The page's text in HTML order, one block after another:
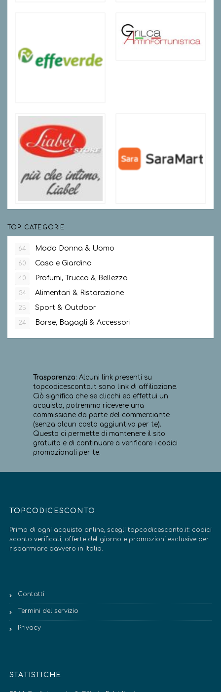
TOP CATEGORIE
64 Moda Donna & Uomo
60 Casa e Giardino
40 Profumi, Trucco & Bellezza
34 Alimentari & Ristorazione
25 Sport & Outdoor
24 Borse, Bagagli & Accessori
Trasparenza: Alcuni link presenti su
topcodicesconto.it sono link di affiliazione.
Ciò significa che se clicchi ed effettui un
acquisto, potremmo ricevere una
commissione da parte del commerciante
(senza alcun costo aggiuntivo per te).
Questo ci permette di mantenere il sito
gratuito e di continuare a verificare i codici
promozionali per te.
TOPCODICESCONTO
Prima di ogni acquisto online, scegli topcodicesconto.it: codici
sconto verificati, offerte del giorno e promozioni esclusive per
risparmiare davvero in Italia.
Contatti
Termini del servizio
Privacy
STATISTICHE